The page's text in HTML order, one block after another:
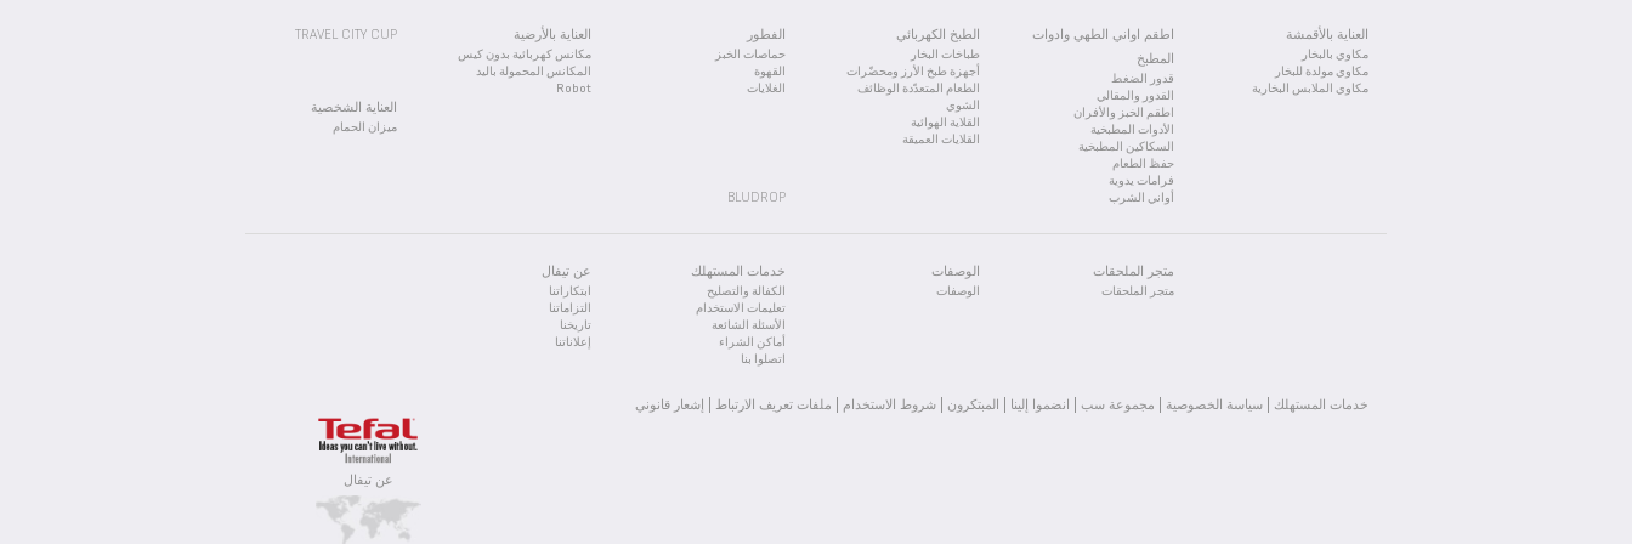
In order to ensure the best performance from your iron, these types of water should not be used for ironing.
المياه أو تنقيطها أو تقليل العمر الافتراضي لجهازك.
العناية بالأقمشة
مكاوي بالبخار
مكاوي مولدة للبخار
مكاوي الملابس البخارية
اطقم اواني الطهي وادوات
المطبخ
قدور الضغط
القدور والمقالي
اطقم الخبز والأفران
الأدوات المطبخية
السكاكين المطبخية
حفظ الطعام
فرامات يدوية
أواني الشرب
الطبخ الكهربائي
طباخات البخار
أجهزة طبخ الأرز ومحضّرات
الطعام المتعدّدة الوظائف
الشوي
القلاية الهوائية
القلايات العميقة
الفطور
حماصات الخبز
القهوة
الغلايات
العناية بالأرضية
مكانس كهربائية بدون كيس
المكانس المحمولة باليد
Robot
TRAVEL CITY CUP
العناية الشخصية
ميزان الحمام
BLUDROP
متجر الملحقات
متجر الملحقات
الوصفات
الوصفات
خدمات المستهلك
الكفالة والتصليح
تعليمات الاستخدام
الأسئلة الشائعة
أماكن الشراء
اتصلوا بنا
عن تيفال
ابتكاراتنا
التزاماتنا
تاريخنا
إعلاناتنا
خدمات المستهلك سياسة الخصوصية مجموعة سب انضموا إلينا المبتكرون شروط الاستخدام ملفات تعريف الارتباط إشعار قانوني
عن تيفال